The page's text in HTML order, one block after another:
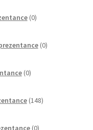
0izdelkov
0izdelkov
0izdelkov
148izdelkov
0